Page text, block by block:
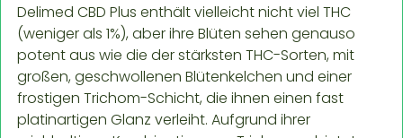
Delimed CBD Plus enthält vielleicht nicht viel THC
(weniger als 1%), aber ihre Blüten sehen genauso
potent aus wie die der stärksten THC-Sorten, mit
großen, geschwollenen Blütenkelchen und einer
frostigen Trichom-Schicht, die ihnen einen fast
platinartigen Glanz verleiht. Aufgrund ihrer